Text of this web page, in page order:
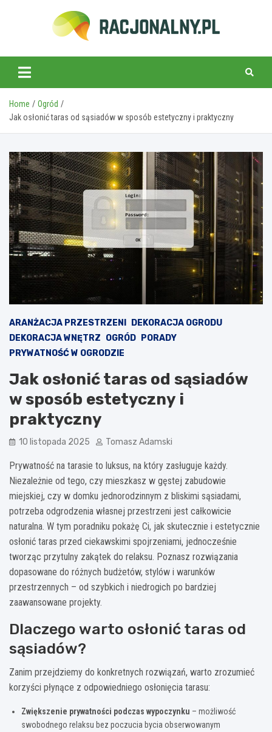
racjonalny.pl
Home
Ogród
Jak osłonić taras od sąsiadów w sposób estetyczny i praktyczny
ARANŻACJA PRZESTRZENI
DEKORACJA OGRODU
DEKORACJA WNĘTRZ OGRÓD
PORADY
PRYWATNOŚĆ W OGRODZIE
Jak osłonić taras od sąsiadów
w sposób estetyczny i
praktyczny
10 listopada 2025 Tomasz Adamski
Prywatność na tarasie to luksus, na który zasługuje każdy.
Niezależnie od tego, czy mieszkasz w gęstej zabudowie
miejskiej, czy w domku jednorodzinnym z bliskimi sąsiadami,
potrzeba odgrodzenia własnej przestrzeni jest całkowicie
naturalna. W tym poradniku pokażę Ci, jak skutecznie i estetycznie
osłonić taras przed ciekawskimi spojrzeniami, jednocześnie
tworząc przytulny zakątek do relaksu. Poznasz rozwiązania
dopasowane do różnych budżetów, stylów i warunków
przestrzennych – od szybkich i niedrogich po bardziej
zaawansowane projekty.
Dlaczego warto osłonić taras od
sąsiadów?
Zanim przejdziemy do konkretnych rozwiązań, warto zrozumieć
korzyści płynące z odpowiedniego osłonięcia tarasu:
Zwiększenie prywatności podczas wypoczynku – możliwość
swobodnego relaksu bez poczucia bycia obserwowanym